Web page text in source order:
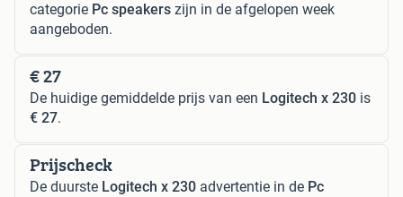
categorie Pc speakers zijn in de afgelopen week
aangeboden.
€ 27
De huidige gemiddelde prijs van een Logitech x 230 is
€ 27.
Prijscheck
De duurste Logitech x 230 advertentie in de Pc